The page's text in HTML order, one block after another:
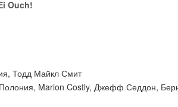
Ouch!
, Тодд Майкл Смит
, Marion Costly, Джефф Седдон,